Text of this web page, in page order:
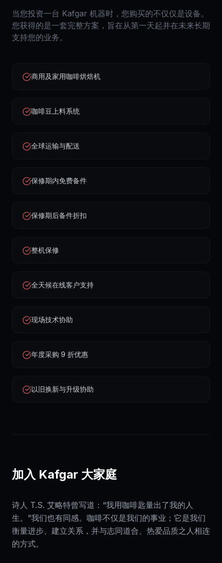
当您投资一台 Kafgar 机器时，您购买的不仅仅是设备。
您获得的是一套完整方案，旨在从第一天起并在未来长期
支持您的业务。
商用及家用咖啡烘焙机
咖啡豆上料系统
全球运输与配送
保修期内免费备件
保修期后备件折扣
整机保修
全天候在线客户支持
现场技术协助
年度采购 9 折优惠
以旧换新与升级协助
加入 Kafgar 大家庭
诗人 T.S. 艾略特曾写道：“我用咖啡匙量出了我的人
生。”我们也有同感。咖啡不仅是我们的事业；它是我们
衡量进步、建立关系，并与志同道合、热爱品质之人相连
的方式。